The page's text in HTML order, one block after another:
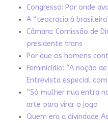
Congresso: Por onde
A “teocracia à
Câmara: Comissão de
presidente trans
Por que os homens
Feminicídio: “A noção
Entrevista especial
“Só mulher nua entra
arte para virar o jogo
Quem era a divindade